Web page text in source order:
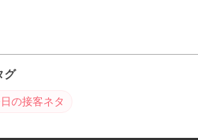
グ
の接客ネタ